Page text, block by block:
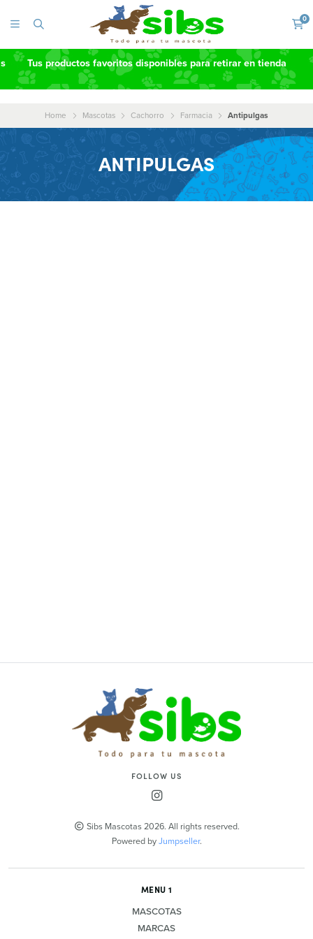
0
Tus productos favoritos disponibles para retirar en tienda
Home Mascotas Cachorro Farmacia Antipulgas
ANTIPULGAS
FOLLOW US
Sibs Mascotas 2026. All rights reserved.
Powered byJumpseller.
MENU 1
MASCOTAS
MARCAS